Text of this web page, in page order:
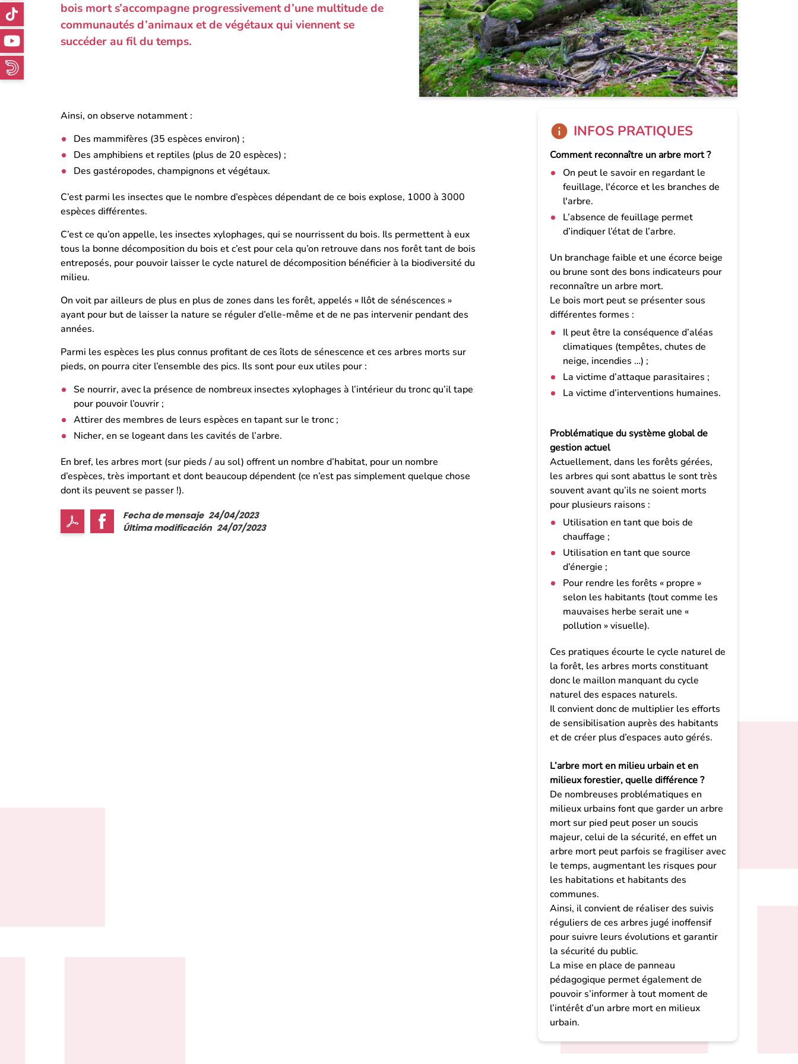
bois mort s’accompagne progressivement d’une multitude de
communautés d’animaux et de végétaux qui viennent se
succéder au fil du temps.
Ainsi, on observe notamment :
Des mammifères (35 espèces environ) ;
Des amphibiens et reptiles (plus de 20 espèces) ;
Des gastéropodes, champignons et végétaux.
C’est parmi les insectes que le nombre d’espèces dépendant de ce bois explose, 1000 à 3000
espèces différentes.
C’est ce qu’on appelle, les insectes xylophages, qui se nourrissent du bois. Ils permettent à eux
tous la bonne décomposition du bois et c’est pour cela qu’on retrouve dans nos forêt tant de bois
entreposés, pour pouvoir laisser le cycle naturel de décomposition bénéficier à la biodiversité du
milieu.
On voit par ailleurs de plus en plus de zones dans les forêt, appelés « Ilôt de sénéscences »
ayant pour but de laisser la nature se réguler d’elle-même et de ne pas intervenir pendant des
années.
Parmi les espèces les plus connus profitant de ces îlots de sénescence et ces arbres morts sur
pieds, on pourra citer l’ensemble des pics. Ils sont pour eux utiles pour :
Se nourrir, avec la présence de nombreux insectes xylophages à l’intérieur du tronc qu’il tape
pour pouvoir l’ouvrir ;
Attirer des membres de leurs espèces en tapant sur le tronc ;
Nicher, en se logeant dans les cavités de l’arbre.
En bref, les arbres mort (sur pieds / au sol) offrent un nombre d’habitat, pour un nombre
d’espèces, très important et dont beaucoup dépendent (ce n’est pas simplement quelque chose
dont ils peuvent se passer !).
Fecha de mensaje 24/04/2023
Última modificación 24/07/2023
INFOS PRATIQUES
Comment reconnaître un arbre mort ?
On peut le savoir en regardant le
feuillage, l'écorce et les branches de
l'arbre.
L’absence de feuillage permet
d’indiquer l’état de l’arbre.
Un branchage faible et une écorce beige
ou brune sont des bons indicateurs pour
reconnaître un arbre mort.
Le bois mort peut se présenter sous
différentes formes :
Il peut être la conséquence d’aléas
climatiques (tempêtes, chutes de
neige, incendies …) ;
La victime d’attaque parasitaires ;
La victime d’interventions humaines.
Problématique du système global de
gestion actuel
Actuellement, dans les forêts gérées,
les arbres qui sont abattus le sont très
souvent avant qu’ils ne soient morts
pour plusieurs raisons :
Utilisation en tant que bois de
chauffage ;
Utilisation en tant que source
d’énergie ;
Pour rendre les forêts « propre »
selon les habitants (tout comme les
mauvaises herbe serait une «
pollution » visuelle).
Ces pratiques écourte le cycle naturel de
la forêt, les arbres morts constituant
donc le maillon manquant du cycle
naturel des espaces naturels.
Il convient donc de multiplier les efforts
de sensibilisation auprès des habitants
et de créer plus d’espaces auto gérés.
L’arbre mort en milieu urbain et en
milieux forestier, quelle différence ?
De nombreuses problématiques en
milieux urbains font que garder un arbre
mort sur pied peut poser un soucis
majeur, celui de la sécurité, en effet un
arbre mort peut parfois se fragiliser avec
le temps, augmentant les risques pour
les habitations et habitants des
communes.
Ainsi, il convient de réaliser des suivis
réguliers de ces arbres jugé inoffensif
pour suivre leurs évolutions et garantir
la sécurité du public.
La mise en place de panneau
pédagogique permet également de
pouvoir s’informer à tout moment de
l’intérêt d’un arbre mort en milieux
urbain.